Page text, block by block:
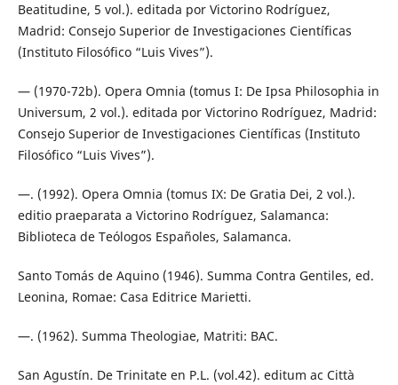
Beatitudine, 5 vol.). editada por Victorino Rodríguez,
Madrid: Consejo Superior de Investigaciones Científicas
(Instituto Filosófico “Luis Vives”).
— (1970-72b). Opera Omnia (tomus I: De Ipsa Philosophia in
Universum, 2 vol.). editada por Victorino Rodríguez, Madrid:
Consejo Superior de Investigaciones Científicas (Instituto
Filosófico “Luis Vives”).
—. (1992). Opera Omnia (tomus IX: De Gratia Dei, 2 vol.).
editio praeparata a Victorino Rodríguez, Salamanca:
Biblioteca de Teólogos Españoles, Salamanca.
Santo Tomás de Aquino (1946). Summa Contra Gentiles, ed.
Leonina, Romae: Casa Editrice Marietti.
—. (1962). Summa Theologiae, Matriti: BAC.
San Agustín. De Trinitate en P.L. (vol.42). editum ac Città